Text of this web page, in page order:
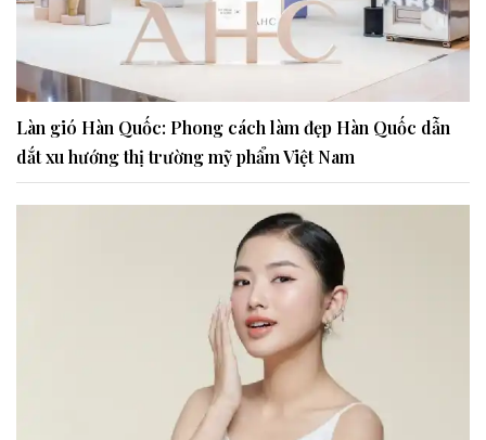
Làn gió Hàn Quốc: Phong cách làm đẹp Hàn Quốc dẫn
dắt xu hướng thị trường mỹ phẩm Việt Nam